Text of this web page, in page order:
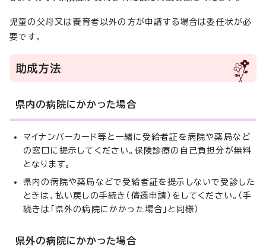
児童の父母又は養育者以外の方が申請する場合は委任状が必
要です。
助成方法
県内の病院にかかった場合
マイナンバーカード等と一緒に受給者証を病院や薬局など
の窓口に提示してください。保険診療の自己負担分が無料
となります。
県内の病院や薬局などで受給者証を提示しないで受診した
ときは、払い戻しの手続き（償還申請）をしてください。（手
続きは「県外の病院にかかった場合」と同様）
県外の病院にかかった場合